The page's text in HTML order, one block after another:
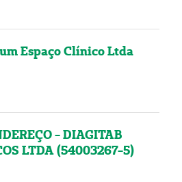
Espaço Clínico Ltda
- DIAGITAB
LTDA (54003267-5)